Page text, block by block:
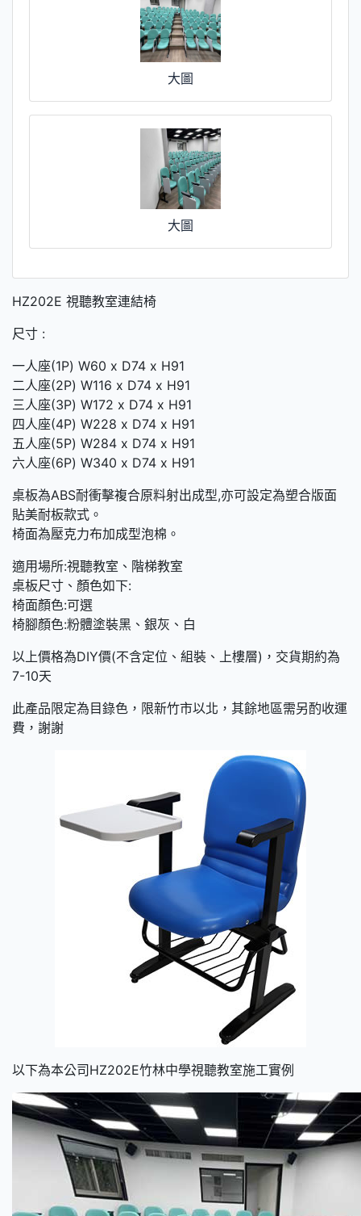
大圖
大圖
HZ202E 視聽教室連結椅
尺寸 :
一人座(1P) W60 x D74 x H91
二人座(2P) W116 x D74 x H91
三人座(3P) W172 x D74 x H91
四人座(4P) W228 x D74 x H91
五人座(5P) W284 x D74 x H91
六人座(6P) W340 x D74 x H91
桌板為ABS耐衝擊複合原料射出成型,亦可設定為塑合版面
貼美耐板款式。
椅面為壓克力布加成型泡棉。
適用場所:視聽教室、階梯教室
桌板尺寸、顏色如下:
椅面顏色:可選
椅腳顏色:粉體塗裝黑、銀灰、白
以上價格為DIY價(不含定位、組裝、上樓層)，交貨期約為
7-10天
此產品限定為目錄色，限新竹市以北，其餘地區需另酌收運
費，謝謝
以下為本公司HZ202E竹林中學視聽教室施工實例